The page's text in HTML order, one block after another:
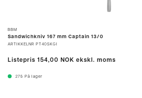
BBM
Sandwichkniv 167 mm Captain 13/0
ARTIKKELNR PT40SKGI
Listepris 154,00 NOK ekskl. moms
275 På lager